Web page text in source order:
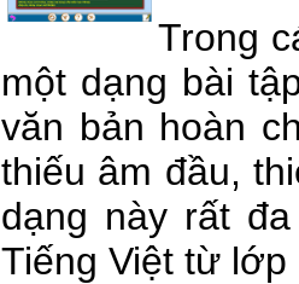
Trong
một dạng bài
văn bản hoàn
thiếu âm đầu,
dạng này rất
Tiếng Việt từ lớp